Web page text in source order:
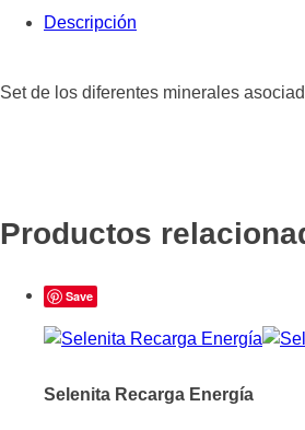
Descripción
Set de los diferentes minerales
Productos
Save
Selenita Recarga Energía